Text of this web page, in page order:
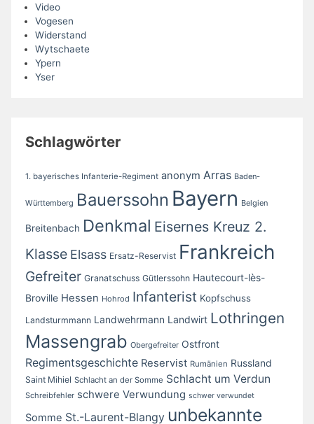
Video
Vogesen
Widerstand
Wytschaete
Ypern
Yser
Schlagwörter
1. bayerisches Infanterie-Regiment anonym Arras Baden-
Württemberg Bauerssohn Bayern Belgien
Breitenbach Denkmal Eisernes Kreuz 2.
Klasse Elsass Ersatz-Reservist Frankreich
Gefreiter Granatschuss Gütlerssohn Hautecourt-lès-
Broville Hessen Hohrod Infanterist Kopfschuss
Landsturmmann Landwehrmann Landwirt Lothringen
Massengrab Obergefreiter Ostfront
Regimentsgeschichte Reservist Rumänien Russland
Saint Mihiel Schlacht an der Somme Schlacht um Verdun
Schreibfehler schwere Verwundung schwer verwundet
Somme St.-Laurent-Blangy unbekannte